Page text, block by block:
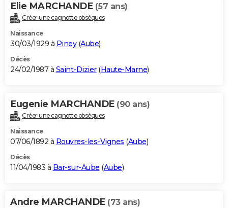
Elie MARCHANDE (57 ans)
Créer une cagnotte obsèques
Naissance
30/03/1929 à Piney(Aube)
Décès
24/02/1987 à Saint-Dizier(Haute-Marne)
Eugenie MARCHANDE (90 ans)
Créer une cagnotte obsèques
Naissance
07/06/1892 à Rouvres-les-Vignes (Aube)
Décès
11/04/1983 à Bar-sur-Aube (Aube)
Andre MARCHANDE (73 ans)